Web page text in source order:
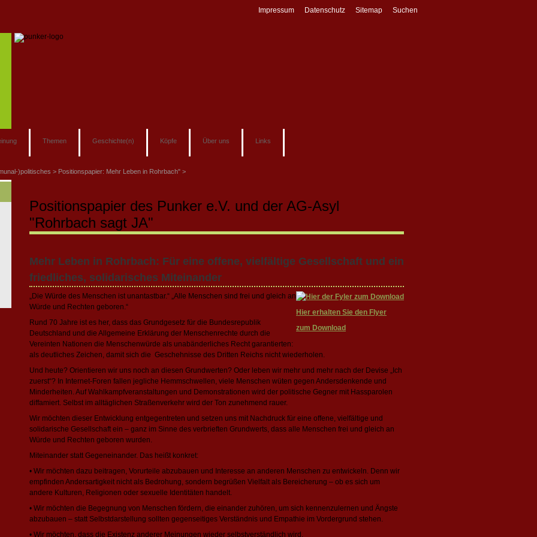
Themen Geschichte(n) Köpfe Über uns Links
)politisches Positionspapier: Mehr Leben in Rohrbach"
Impressum Datenschutz Sitemap Suchen
Positionspapier des Punker e.V. und der AG-Asyl
"Rohrbach sagt JA"
Mehr Leben in Rohrbach: Für eine offene, vielfältige Gesellschaft und ein
friedliches, solidarisches Miteinander
Hier erhalten Sie den Flyer
zum Download
„Die Würde des Menschen ist unantastbar.“ „Alle Menschen sind frei und gleich an
Würde und Rechten geboren.“
Rund 70 Jahre ist es her, dass das Grundgesetz für die Bundesrepublik
Deutschland und die Allgemeine Erklärung der Menschenrechte durch die
Vereinten Nationen die Menschenwürde als unabänderliches Recht garantierten:
als deutliches Zeichen, damit sich die Geschehnisse des Dritten Reichs nicht wiederholen.
Und heute? Orientieren wir uns noch an diesen Grundwerten? Oder leben wir mehr und mehr nach der Devise „Ich
zuerst“? In Internet-Foren fallen jegliche Hemmschwellen, viele Menschen wüten gegen Andersdenkende und
Minderheiten. Auf Wahlkampfveranstaltungen und Demonstrationen wird der politische Gegner mit Hassparolen
diffamiert. Selbst im alltäglichen Straßenverkehr wird der Ton zunehmend rauer.
Wir möchten dieser Entwicklung entgegentreten und setzen uns mit Nachdruck für eine offene, vielfältige und
solidarische Gesellschaft ein – ganz im Sinne des verbrieften Grundwerts, dass alle Menschen frei und gleich an
Würde und Rechten geboren wurden.
Miteinander statt Gegeneinander. Das heißt konkret:
• Wir möchten dazu beitragen, Vorurteile abzubauen und Interesse an anderen Menschen zu entwickeln. Denn wir
empfinden Andersartigkeit nicht als Bedrohung, sondern begrüßen Vielfalt als Bereicherung – ob es sich um
andere Kulturen, Religionen oder sexuelle Identitäten handelt.
• Wir möchten die Begegnung von Menschen fördern, die einander zuhören, um sich kennenzulernen und Ängste
abzubauen – statt Selbstdarstellung sollten gegenseitiges Verständnis und Empathie im Vordergrund stehen.
• Wir möchten, dass die Existenz anderer Meinungen wieder selbstverständlich wird.